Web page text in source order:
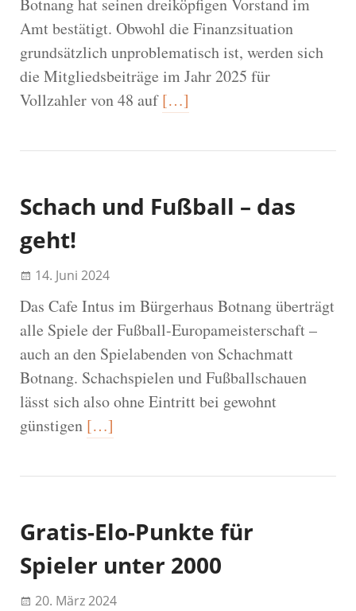
Botnang hat seinen dreiköpfigen Vorstand im
Amt bestätigt. Obwohl die Finanzsituation
grundsätzlich unproblematisch ist, werden sich
die Mitgliedsbeiträge im Jahr 2025 für
Vollzahler von 48 auf[…]
Schach und Fußball – das
geht!
14. Juni 2024
Das Cafe Intus im Bürgerhaus Botnang überträgt
alle Spiele der Fußball-Europameisterschaft –
auch an den Spielabenden von Schachmatt
Botnang. Schachspielen und Fußballschauen
lässt sich also ohne Eintritt bei gewohnt
günstigen […]
Gratis-Elo-Punkte für
Spieler unter 2000
20. März 2024